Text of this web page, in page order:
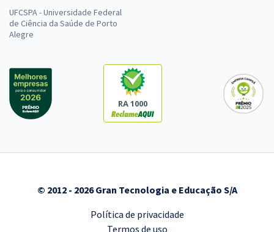
UFCSPA - Universidade Federal
de Ciência da Saúde de Porto
Alegre
RA 1000
© 2012 - 2026 Gran Tecnologia e Educação S/A
Política de privacidade
Termos de uso